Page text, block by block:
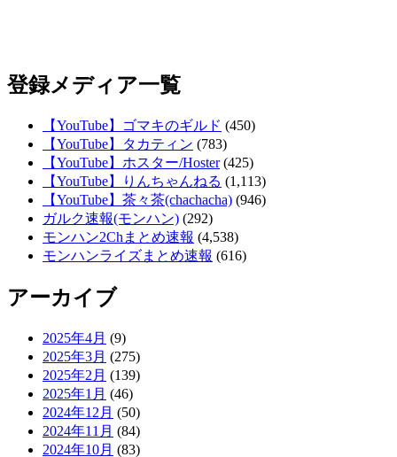
登録メディア一覧
【YouTube】ゴマキのギルド (450)
【YouTube】タカティン (783)
【YouTube】ホスター/Hoster(425)
【YouTube】りんちゃんねる (1,113)
【YouTube】茶々茶(chachacha) (946)
ガルク速報(モンハン) (292)
モンハン2Chまとめ速報 (4,538)
モンハンライズまとめ速報 (616)
アーカイブ
2025年4月 (9)
2025年3月 (275)
2025年2月 (139)
2025年1月 (46)
2024年12月 (50)
2024年11月 (84)
2024年10月 (83)